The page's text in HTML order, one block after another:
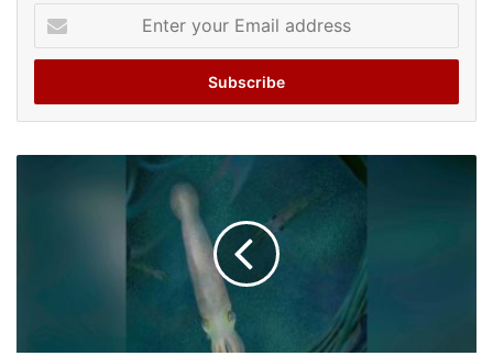
your
Email